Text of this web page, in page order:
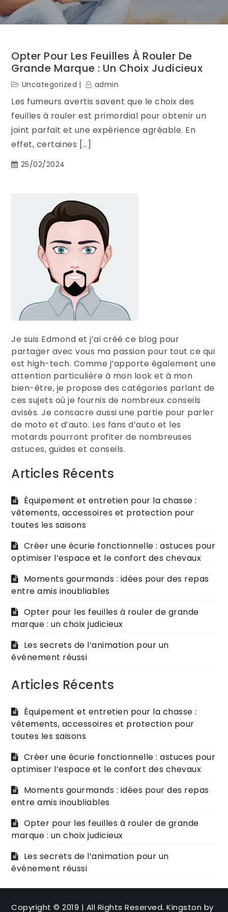
Opter Pour Les Feuilles À Rouler De
Grande Marque : Un Choix Judicieux
Uncategorized admin
Les fumeurs avertis savent que le choix des
feuilles à rouler est primordial pour obtenir un
joint parfait et une expérience agréable. En
effet, certaines […]
25/02/2024
Je suis Edmond et j’ai créé ce blog pour
partager avec vous ma passion pour tout ce qui
est high-tech. Comme j’apporte également une
attention particulière à mon look et à mon
bien-être, je propose des catégories parlant de
ces sujets où je fournis de nombreux conseils
avisés. Je consacre aussi une partie pour parler
de moto et d’auto. Les fans d’auto et les
motards pourront profiter de nombreuses
astuces, guides et conseils.
Articles Récents
Équipement et entretien pour la chasse :
vêtements, accessoires et protection pour
toutes les saisons
Créer une écurie fonctionnelle : astuces pour
optimiser l’espace et le confort des chevaux
Moments gourmands : idées pour des repas
entre amis inoubliables
Opter pour les feuilles à rouler de grande
marque : un choix judicieux
Les secrets de l’animation pour un
événement réussi
Articles Récents
Équipement et entretien pour la chasse :
vêtements, accessoires et protection pour
toutes les saisons
Créer une écurie fonctionnelle : astuces pour
optimiser l’espace et le confort des chevaux
Moments gourmands : idées pour des repas
entre amis inoubliables
Opter pour les feuilles à rouler de grande
marque : un choix judicieux
Les secrets de l’animation pour un
événement réussi
Copyright © 2019 | All Rights Reserved. Kingston by